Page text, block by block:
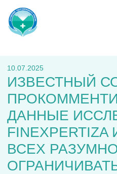
10.07.2025
ИЗВЕСТНЫЙ
ДАННЫЕ
ВСЕХ